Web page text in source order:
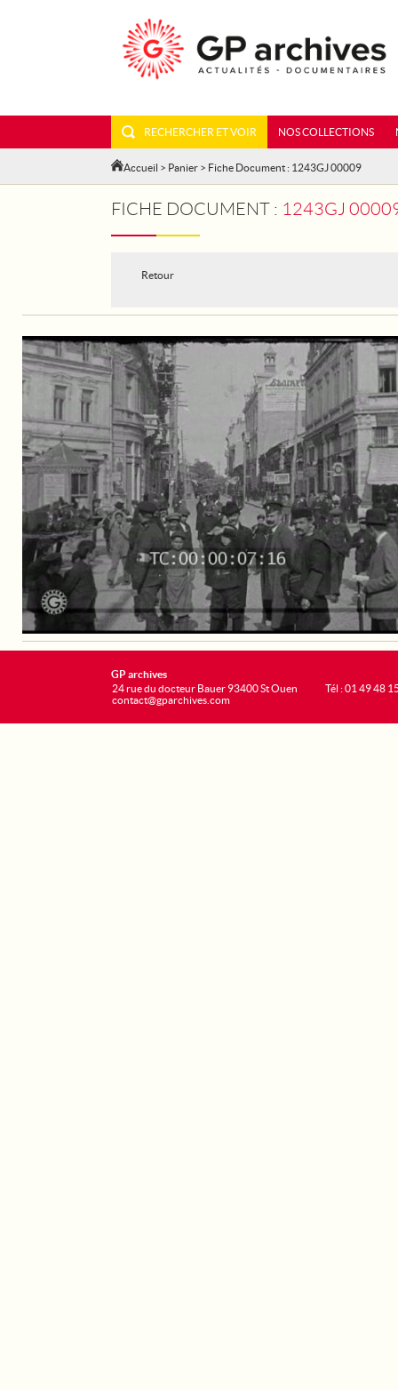
RECHERCHER ET VOIR NOS COLLECTIONS
Accueil > Panier > Fiche Document : 1243GJ 00009
FICHE DOCUMENT : 1243GJ
Retour
GP archives
24 rue du docteur Bauer 93400 St Ouen
contact@gparchives.com
Tél : 01 49 48